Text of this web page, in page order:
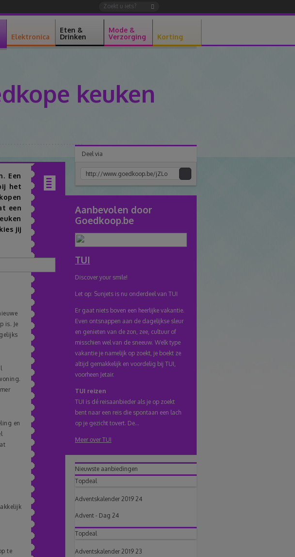
Elektronica
Eten &
Drinken
Mode &
Verzorging
Korting
keuken
Inhoudsopgave
Een
het
een
jij
is. Je
en
te
Deel via
Aanbevolen door
Goedkoop.be
TUI
Discover your smile!
Let op: Sunjets is nu onderdeel van TUI
Er gaat niets boven een heerlijke vakantie.
Even ontsnappen aan de dagelijkse sleur
en genieten van de zon, zee, cultuur of
misschien wel van de sneeuw. Welk type
vakantie je namelijk op zoekt, je boekt ze
altijd gemakkelijk en voordelig bij TUI,
voorheen Jetair.
TUI reizen
TUI is dé reisaanbieder als je op zoekt
bent naar een reis die spontaan een lach
op je gezicht tovert. De...
Meer over TUI
Nieuwste aanbiedingen
Topdeal
Adventskalender 2019 24
Advent - Dag 24
Topdeal
Adventskalender 2019 23